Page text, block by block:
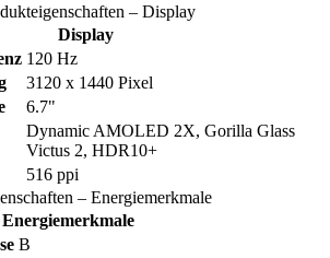
– Display
Display
120 Hz
3120 x 1440 Pixel
6.7"
Dynamic AMOLED 2X, Gorilla Glass
Victus 2, HDR10+
516 ppi
– Energiemerkmale
Energiemerkmale
B